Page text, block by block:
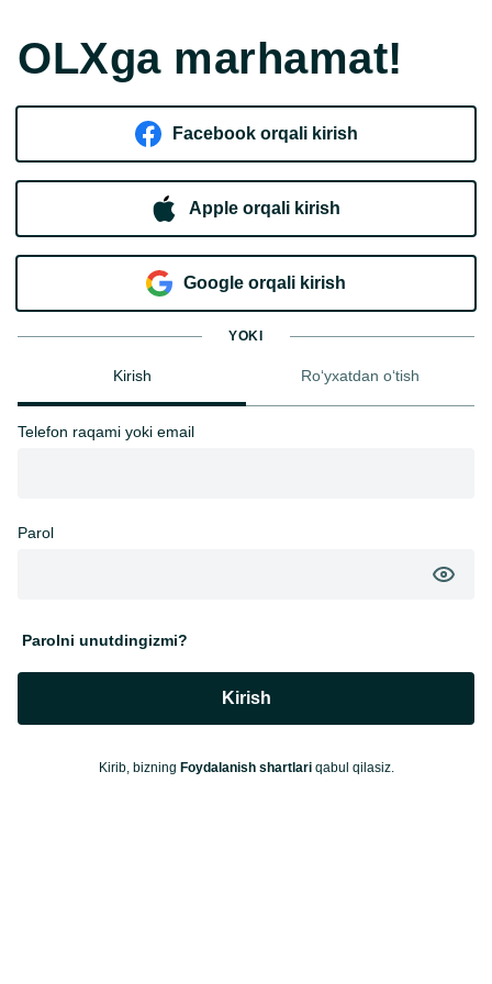
OLXga marhamat!
Facebook orqali kirish​
Apple orqali kirish
Goo​g​le orqali kirish
YOKI
Kirish Ro‘yxatdan o‘tish
Telefon raqami yoki email
Parol
Parolni unutdingizmi?
Kirish
Kirib, bizning Foydalanish shartlariqabul qilasiz.